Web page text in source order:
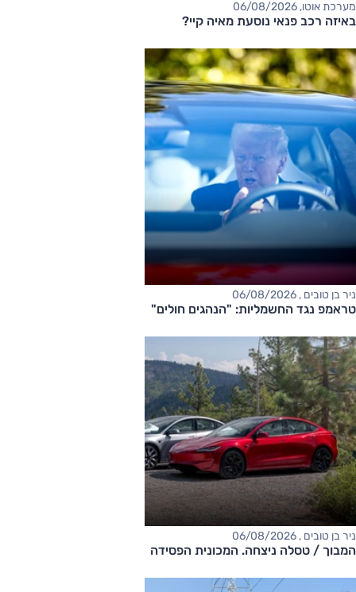
מערכת אוטו, 06/08/2026
באיזה רכב פנאי נוסעת מאיה קיי?
ניר בן טובים , 06/08/2026
טראמפ נגד החשמליות: "הנהגים חולים"
ניר בן טובים , 06/08/2026
המבוך / טסלה ניצחה. המכונית הפסידה